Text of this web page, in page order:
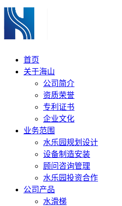
首页
关于海山
公司简介
资质荣誉
专利证书
企业文化
业务范围
水乐园规划设计
设备制造安装
顾问咨询管理
水乐园投资合作
公司产品
水滑梯